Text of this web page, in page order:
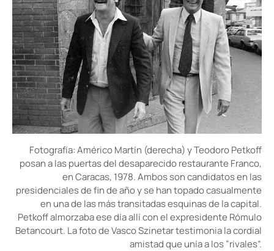
Fotografía: Américo Martín (derecha) y Teodoro Petkoff
posan a las puertas del desaparecido restaurante Franco,
en Caracas, 1978. Ambos son candidatos en las
presidenciales de fin de año y se han topado casualmente
en una de las más transitadas esquinas de la capital.
Petkoff almorzaba ese día allí con el expresidente Rómulo
Betancourt. La foto de Vasco Szinetar testimonia la cordial
amistad que unía a los “rivales”.